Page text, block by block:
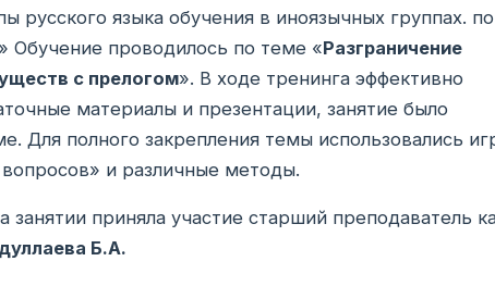
русского языка обучения в иноязычных группах.
» Обучение проводилось по теме «Разграничение
с прелогом». В ходе тренинга эффективно
материалы и презентации, занятие было
Для полного закрепления темы использовались
и различные методы.
приняла участие старший преподаватель
Б.А.